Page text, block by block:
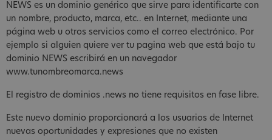
NEWS es un dominio genérico que sirve para identificarte con
un nombre, producto, marca, etc.. en Internet, mediante una
página web u otros servicios como el correo electrónico. Por
ejemplo si alguien quiere ver tu pagina web que está bajo tu
dominio NEWS escribirá en un navegador
www.tunombreomarca.news
El registro de dominios .news no tiene requisitos en fase libre.
Este nuevo dominio proporcionará a los usuarios de Internet
nuevas oportunidades y expresiones que no existen